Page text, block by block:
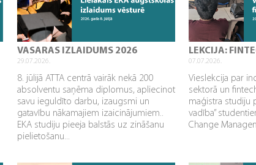
VASARAS IZLAIDUMS 2026
29.07.2026.
8. jūlijā ATTA centrā vairāk nekā 200
absolventu saņēma diplomus, apliecinot
savu ieguldīto darbu, izaugsmi un
gatavību nākamajiem izaicinājumiem..
EKA studiju pieeja balstās uz zināšanu
pielietošanu...
LEKCIJA:
07.07.2026.
Vieslekcija par
sektorā un
maģistra studiju
vadība”
Change